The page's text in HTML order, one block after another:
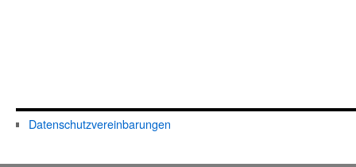
Datenschutzvereinbarungen